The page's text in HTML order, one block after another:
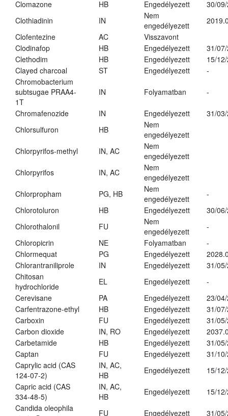
Clomazone HB Engedélyezett
30/
Clothiadinin
IN
Nem
engedélyezett
Clofentezine
AC
Visszavont
Clodinafop
HB Engedélyezett
31/
Clethodim
HB Engedélyezett
15/
Clayed charcoal
ST Engedélyezett
-
Chromobacterium
subtsugae PRAA4-
1T
IN Folyamatban -
Chromafenozide IN Engedélyezett
31/
Chlorsulfuron
HB
Nem
engedélyezett
Chlorpyrifos-methyl
IN, AC
Nem
engedélyezett
Chlorpyrifos
IN, AC
Nem
engedélyezett
Chlorpropham
PG, HB
Nem
engedélyezett
-
Chlorotoluron
HB Engedélyezett
30/
Chlorothalonil
FU
Nem
engedélyezett
-
Chloropicrin
NE Folyamatban
-
Chlormequat
PG Engedélyezett
Chlorantraniliprole
IN Engedélyezett
31/
Chitosan
hydrochloride
EL Engedélyezett
-
Cerevisane
PA Engedélyezett
23/
Carfentrazone-ethyl
HB Engedélyezett
31/
Carboxin
FU Engedélyezett
31/
Carbon dioxide
IN, RO Engedélyezett
Carbetamide
HB Engedélyezett
31/
Captan
FU Engedélyezett
31/
Caprylic acid (CAS
124-07-2)
IN, AC,
HB
Engedélyezett
15/
Capric acid (CAS
334-48-5)
IN, AC,
HB
Engedélyezett
15/
Candida oleophila
FU Engedélyezett
31/